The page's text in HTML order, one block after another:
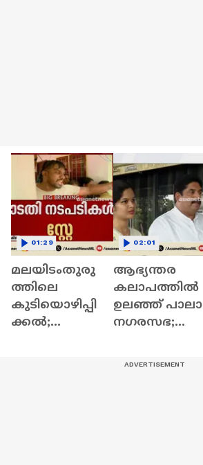
മലയിടംതുരു
ത്തിലെ
കുടിയൊഴിപ്പി
ക്കൽ;
01:29
ആഭ്യന്തര
കലാപത്തിൽ
ഉലഞ്ഞ് പാലാ
നഗരസഭ;
02:01